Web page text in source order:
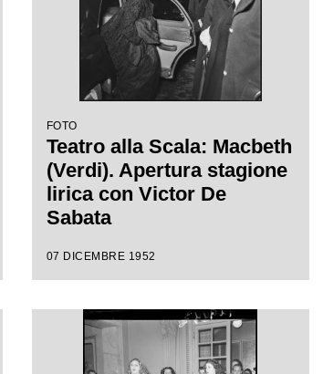
FOTO
Teatro alla Scala: Macbeth
(Verdi). Apertura stagione
lirica con Victor De
Sabata
07 DICEMBRE 1952